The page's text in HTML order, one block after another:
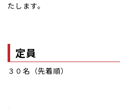
たします。
定員
３０名（先着順）